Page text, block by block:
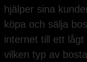
hjälper sina
köpa och sälja
internet till ett
vilken typ av